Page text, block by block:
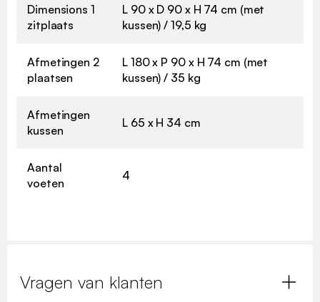
Dimensions 1
zitplaats
L 90 x D 90 x H 74 cm (met
kussen) / 19,5 kg
Afmetingen 2
plaatsen
L 180 x P 90 x H 74 cm (met
kussen) / 35 kg
Afmetingen
kussen
L 65 x H 34 cm
Aantal
voeten
4
Vragen van klanten